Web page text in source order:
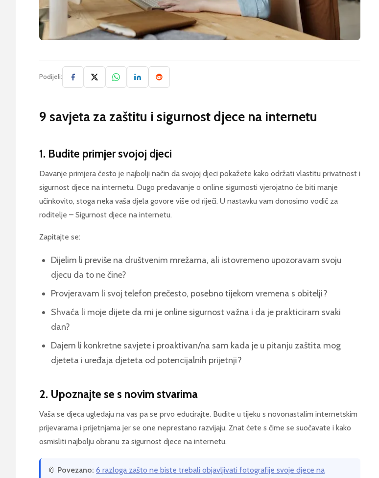
Podijeli:
9 savjeta za zaštitu i sigurnost djece na internetu
1. Budite primjer svojoj djeci
Davanje primjera često je najbolji način da svojoj djeci pokažete kako održati vlastitu privatnost i
sigurnost djece na internetu. Dugo predavanje o online sigurnosti vjerojatno će biti manje
učinkovito, stoga neka vaša djela govore više od riječi. U nastavku vam donosimo vodič za
roditelje – Sigurnost djece na internetu.
Zapitajte se:
Dijelim li previše na društvenim mrežama, ali istovremeno upozoravam svoju
djecu da to ne čine?
Provjeravam li svoj telefon prečesto, posebno tijekom vremena s obitelji?
Shvaća li moje dijete da mi je online sigurnost važna i da je prakticiram svaki
dan?
Dajem li konkretne savjete i proaktivan/na sam kada je u pitanju zaštita mog
djeteta i uređaja djeteta od potencijalnih prijetnji?
2. Upoznajte se s novim stvarima
Vaša se djeca ugledaju na vas pa se prvo educirajte. Budite u tijeku s novonastalim internetskim
prijevarama i prijetnjama jer se one neprestano razvijaju. Znat ćete s čime se suočavate i kako
osmisliti najbolju obranu za sigurnost djece na internetu.
📎 Povezano: 6 razloga zašto ne biste trebali objavljivati ​​fotografije svoje djece na